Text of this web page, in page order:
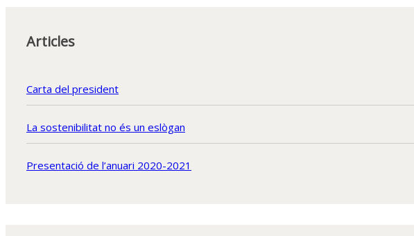
Articles
Carta del president
La sostenibilitat no és un eslògan
Presentació de l’anuari 2020-2021